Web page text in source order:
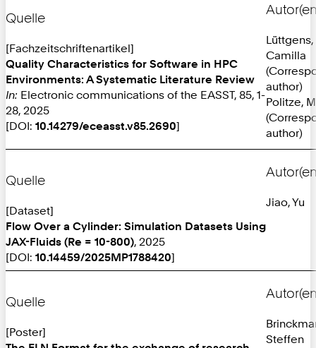
Quelle
[Fachzeitschriftenartikel]
Quality Characteristics for Software in HPC
Environments: A Systematic Literature Review
In: Electronic communications of the EASST, 85, 1-
28, 2025
[DOI: 10.14279/eceasst.v85.2690]
Lüttgens,
Camilla
author)
Politze,
author)
Quelle
[Dataset]
Flow Over a Cylinder: Simulation Datasets Using
JAX-Fluids (Re = 10-800), 2025
[DOI: 10.14459/2025MP1788420]
Jiao, Yu
Quelle
[Poster]
Steffen